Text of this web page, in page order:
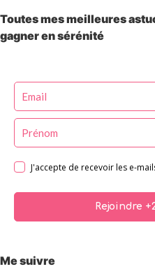
Toutes mes meilleures
gagner en sérénité
J'accepte de recevoir les e-
Rejoindre
Me suivre